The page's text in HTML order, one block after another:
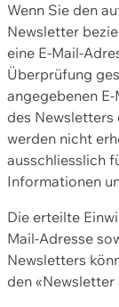
Wenn Sie den
Newsletter
eine E-Mail-
Überprüfung
angegebenen
des Newsletters
werden nicht
ausschliesslich
Informationen
Die erteilte
Mail-Adresse
Newsletters
den